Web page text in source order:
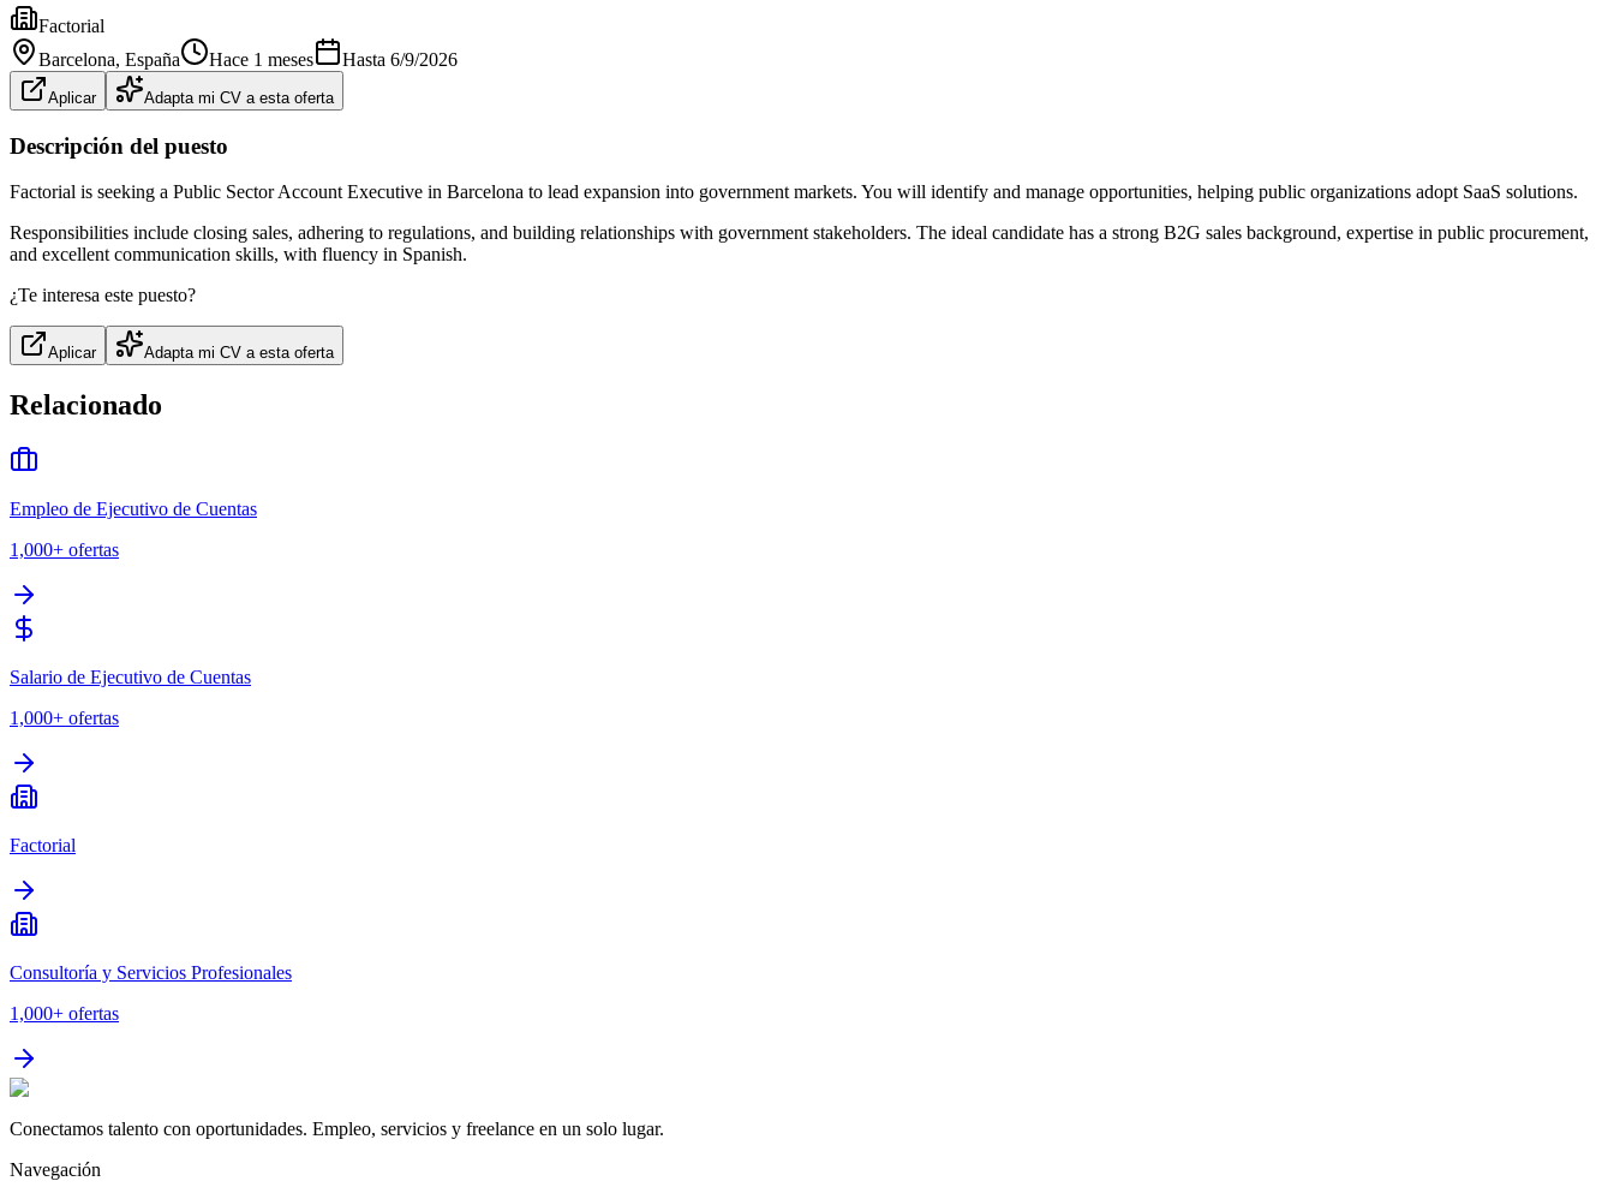
Factorial
Barcelona, España Hace 1 meses Hasta 6/9/2026
Aplicar Adapta mi CV a esta oferta
Descripción del puesto
Factorial is seeking a Public Sector Account Executive in Barcelona to lead expansion into government markets. You will identify and manage opportunities, helping public organizations adopt SaaS solutions.
Responsibilities include closing sales, adhering to regulations, and building relationships with government stakeholders. The ideal candidate has a strong B2G sales background, expertise in public procurement,
and excellent communication skills, with fluency in Spanish.
¿Te interesa este puesto?
Aplicar Adapta mi CV a esta oferta
Relacionado
Empleo de Ejecutivo de Cuentas
1,000+ ofertas
Salario de Ejecutivo de Cuentas
1,000+ ofertas
Factorial
Consultoría y Servicios Profesionales
1,000+ ofertas
Conectamos talento con oportunidades. Empleo, servicios y freelance en un solo lugar.
Navegación